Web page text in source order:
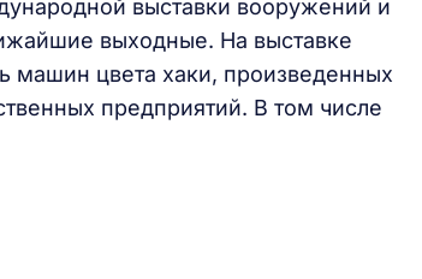
выставки вооружений и
выходные. На выставке
машин цвета хаки, произведенных
предприятий. В том числе